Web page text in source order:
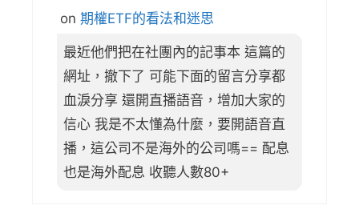
on 期權ETF的看法和迷思
最近他們把在社團內的記事本 這篇的
網址，撤下了 可能下面的留言分享都
血淚分享 還開直播語音，增加大家的
信心 我是不太懂為什麼，要開語音直
播，這公司不是海外的公司嗎== 配息
也是海外配息 收聽人數80+